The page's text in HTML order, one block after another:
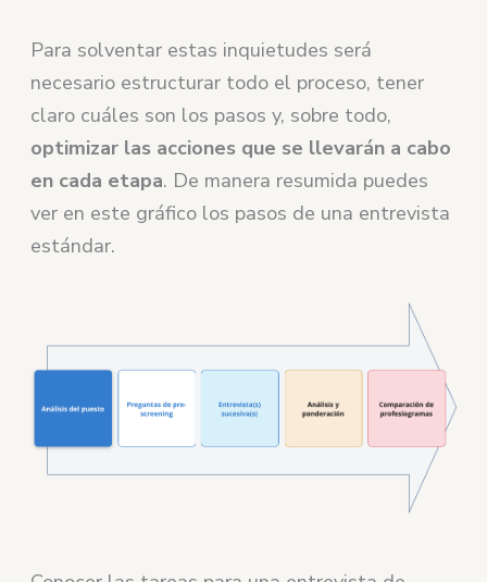
Para solventar estas inquietudes será
necesario estructurar todo el proceso, tener
claro cuáles son los pasos y, sobre todo,
optimizar las acciones que se llevarán a cabo
en cada etapa. De manera resumida puedes
ver en este gráfico los pasos de una entrevista
estándar.